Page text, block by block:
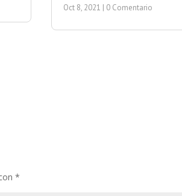
Oct 8, 2021 | 0 Comentario
*